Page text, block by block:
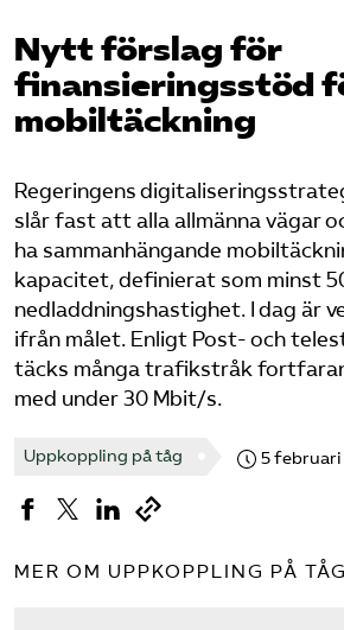
Bli medlem
Logga in på Arbetsgivarguiden
Sök på tagforetagen.se
Nytt förslag för
finansieringsstöd
mobiltäckning
Regeringens
slår fast att alla allmänna vägar
ha sammanhängande
kapacitet, definierat som minst
nedladdningshastighet. I dag är
ifrån målet. Enligt Post- och
täcks många trafikstråk
med under 30 Mbit/s.
Uppkoppling på tåg 5 februari
MER OM UPPKOPPLING PÅ TÅG